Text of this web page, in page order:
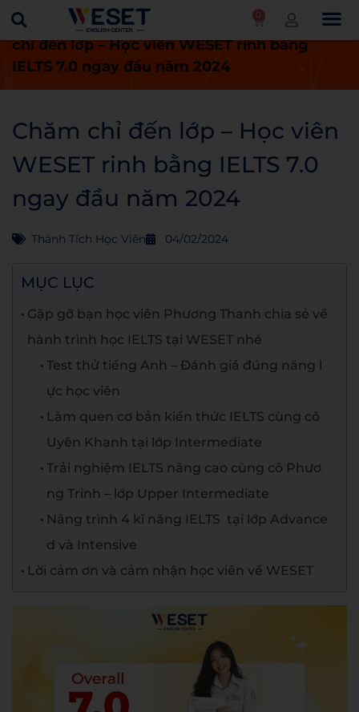
0
Trang chủ Thành tích học viên
Chăm
chỉ đến lớp – Học viên WESET rinh bằng
IELTS 7.0 ngay đầu năm 2024
Chăm chỉ đến lớp – Học viên
WESET rinh bằng IELTS 7.0
ngay đầu năm 2024
Thành Tích Học Viên 04/02/2024
MỤC LỤC
Gặp gỡ bạn học viên Phương Thanh chia sẻ về
hành trình học IELTS tại WESET nhé
Test thử tiếng Anh – Đánh giá đúng năng l
ực học viên
Làm quen cơ bản kiến thức IELTS cùng cô
Uyên Khanh tại lớp Intermediate
Trải nghiệm IELTS nâng cao cùng cô Phươ
ng Trinh – lớp Upper Intermediate
Nâng trình 4 kĩ năng IELTS tại lớp Advance
d và Intensive
Lời cảm ơn và cảm nhận học viên về WESET